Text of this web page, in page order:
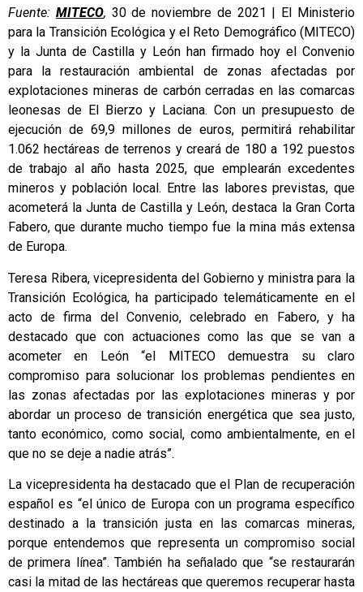
Fuente: MITECO, 30 de noviembre de 2021 | El Ministerio
para la Transición Ecológica y el Reto Demográfico (MITECO)
y la Junta de Castilla y León han firmado hoy el Convenio
para la restauración ambiental de zonas afectadas por
explotaciones mineras de carbón cerradas en las comarcas
leonesas de El Bierzo y Laciana. Con un presupuesto de
ejecución de 69,9 millones de euros, permitirá rehabilitar
1.062 hectáreas de terrenos y creará de 180 a 192 puestos
de trabajo al año hasta 2025, que emplearán excedentes
mineros y población local. Entre las labores previstas, que
acometerá la Junta de Castilla y León, destaca la Gran Corta
Fabero, que durante mucho tiempo fue la mina más extensa
de Europa.
Teresa Ribera, vicepresidenta del Gobierno y ministra para la
Transición Ecológica, ha participado telemáticamente en el
acto de firma del Convenio, celebrado en Fabero, y ha
destacado que con actuaciones como las que se van a
acometer en León “el MITECO demuestra su claro
compromiso para solucionar los problemas pendientes en
las zonas afectadas por las explotaciones mineras y por
abordar un proceso de transición energética que sea justo,
tanto económico, como social, como ambientalmente, en el
que no se deje a nadie atrás”.
La vicepresidenta ha destacado que el Plan de recuperación
español es “el único de Europa con un programa específico
destinado a la transición justa en las comarcas mineras,
porque entendemos que representa un compromiso social
de primera línea”. También ha señalado que “se restaurarán
casi la mitad de las hectáreas que queremos recuperar hasta